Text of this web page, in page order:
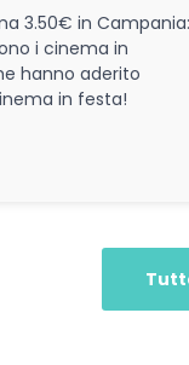
3.50€ in Campania:
i cinema in
hanno aderito
in festa!